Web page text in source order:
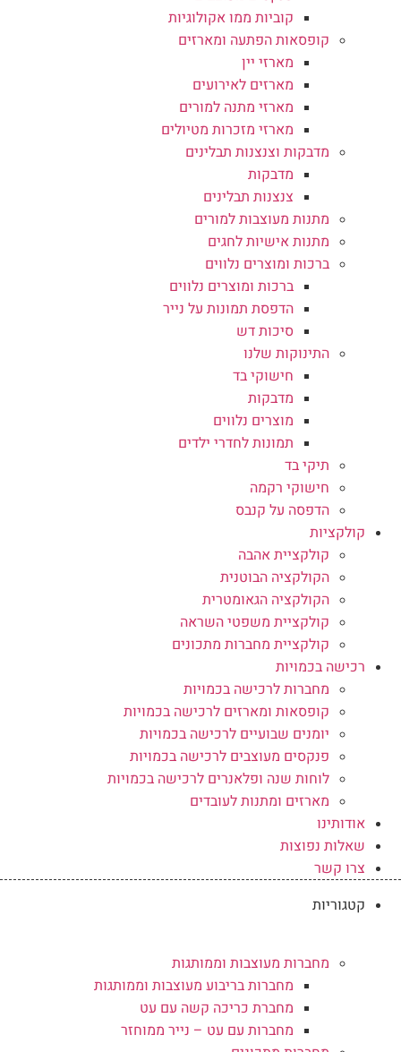
קוביות ממו אקולוגיות
קופסאות הפתעה ומארזים
מארזי יין
מארזים לאירועים
מארזי מתנה למורים
מארזי מזכרות מטיולים
מדבקות וצנצנות תבלינים
מדבקות
צנצנות תבלינים
מתנות מעוצבות למורים
מתנות אישיות לחגים
ברכות ומוצרים נלווים
ברכות ומוצרים נלווים
הדפסת תמונות על נייר
סיכות דש
התינוקות שלנו
חישוקי בד
מדבקות
מוצרים נלווים
תמונות לחדרי ילדים
תיקי בד
חישוקי רקמה
הדפסה על קנבס
קולקציות
קולקציית אהבה
הקולקציה הבוטנית
הקולקציה הגאומטרית
קולקציית משפטי השראה
קולקציית מחברות מתכונים
רכישה בכמויות
מחברות לרכישה בכמויות
קופסאות ומארזים לרכישה בכמויות
יומנים שבועיים לרכישה בכמויות
פנקסים מעוצבים לרכישה בכמויות
לוחות שנה ופלאנרים לרכישה בכמויות
מארזים ומתנות לעובדים
אודותינו
שאלות נפוצות
צרו קשר
קטגוריות
מחברות מעוצבות וממותגות
מחברות בריבוע מעוצבות וממותגות
מחברת כריכה קשה עם עט
מחברות עם עט – נייר ממוחזר